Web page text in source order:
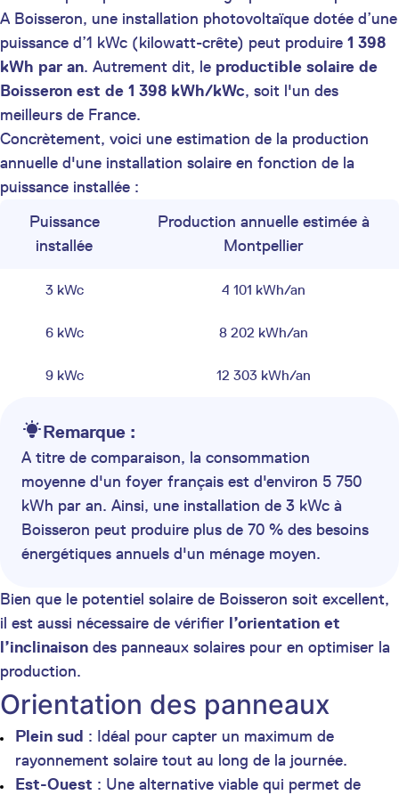
A Boisseron, une installation photovoltaïque dotée d’une
puissance d’1 kWc (kilowatt-crête) peut produire 1 398
kWh par an. Autrement dit, le productible solaire de
Boisseron est de 1 398 kWh/kWc, soit l'un des
meilleurs de France.
Concrètement, voici une estimation de la production
annuelle d'une installation solaire en fonction de la
puissance installée :
Puissance
installée
Production annuelle estimée à
Montpellier
3 kWc 4 101 kWh/an
6 kWc 8 202 kWh/an
9 kWc 12 303 kWh/an
Remarque :
A titre de comparaison, la consommation
moyenne d'un foyer français est d'environ 5 750
kWh par an. Ainsi, une installation de 3 kWc à
Boisseron peut produire plus de 70 % des besoins
énergétiques annuels d'un ménage moyen.
Bien que le potentiel solaire de Boisseron soit excellent,
il est aussi nécessaire de vérifier l’orientation et
l’inclinaison des panneaux solaires pour en optimiser la
production.
Orientation des panneaux
Plein sud : Idéal pour capter un maximum de
rayonnement solaire tout au long de la journée.
Est-Ouest : Une alternative viable qui permet de